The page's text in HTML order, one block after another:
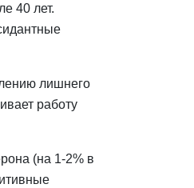
40 лет.
лишнего
работу
(на 1-2% в